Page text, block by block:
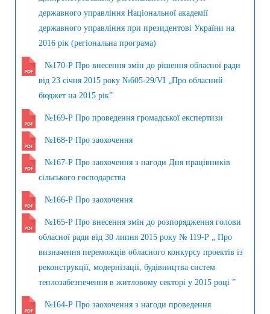
державного управління Національної академії
державного управління при президентові України на
2016 рік (регіональна програма)
№170-Р Про внесення змін до рішення обласної ради
від 23 січня 2015 року №605-29/VI „Про обласний
бюджет на 2015 рік”
№169-Р Про проведення громадської експертизи
№168-Р Про заохочення
№167-Р Про заохочення з нагоди Дня працівників
сільського господарства
№166-Р Про заохочення
№165-Р Про внесення змін до розпорядження голови
обласної ради від 30 липня 2015 року № 119-Р „ Про
визначення переможців обласного конкурсу проектів із
реконструкції, модернізації, будівництва систем
теплозабезпечення в житловому секторі у 2015 році ”
№164-Р Про заохочення з нагоди проведення